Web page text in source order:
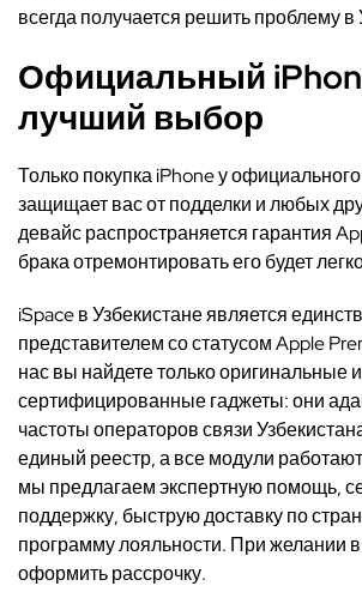
всегда получается решить проблему в
Официальный
лучший выбор
Только покупка iPhone у
защищает вас от подделки и любых
девайс распространяется гарантия
брака отремонтировать его будет
iSpace в Узбекистане является
представителем со статусом Apple
нас вы найдете только оригинальные и
сертифицированные гаджеты: они
частоты операторов связи
единый реестр, а все модули
мы предлагаем экспертную помощь,
поддержку, быструю доставку по
программу лояльности. При желании
оформить рассрочку.